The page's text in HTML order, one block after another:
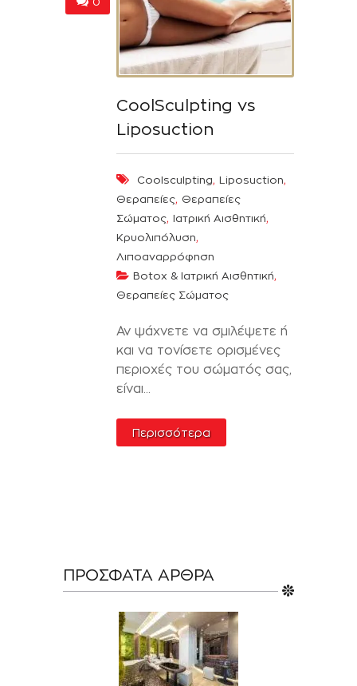
0
CoolSculpting vs
Liposuction
Coolsculpting, Liposuction,
Θεραπείες, Θεραπείες
Σώματος, Ιατρική Αισθητική,
Κρυολιπόλυση,
Λιποαναρρόφηση
Botox & Ιατρική Αισθητική,
Θεραπείες Σώματος
Αν ψάχνετε να σμιλέψετε ή
και να τονίσετε ορισμένες
περιοχές του σώματός σας,
είναι...
Περισσότερα
ΠΡΌΣΦΑΤΑ ΆΡΘΡΑ